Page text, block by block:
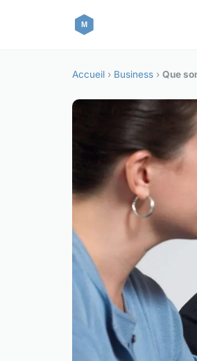
Accueil › Business › Que